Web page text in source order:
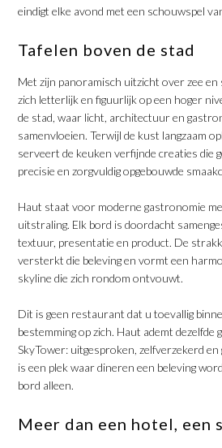
eindigt elke avond met een schouwspel
​Tafelen boven de stad
Met zijn panoramisch uitzicht over zee
zich letterlijk en figuurlijk op een hoger
de stad, waar licht, architectuur en
samenvloeien. Terwijl de kust langzaam
serveert de keuken verfijnde creaties die
precisie en zorgvuldig opgebouwde
​Haut staat voor moderne gastronomie
uitstraling. Elk bord is doordacht
textuur, presentatie en product. De
versterkt die beleving en vormt een
skyline die zich rondom ontvouwt.
​Dit is geen restaurant dat u toevallig
bestemming op zich. Haut ademt dezelfde
SkyTower: uitgesproken, zelfverzekerd
is een plek waar dineren een beleving
bord alleen.
​Meer dan een hotel, een